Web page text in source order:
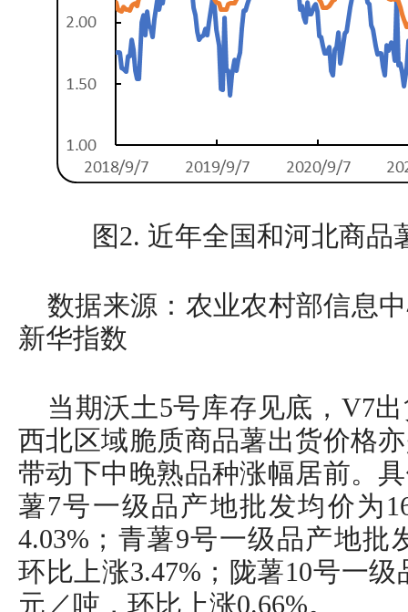
图2. 近年全国和河北商品
数据来源：农业农村部信息
新华指数
当期沃土5号库存见底，V7
西北区域脆质商品薯出货价格
带动下中晚熟品种涨幅居前。
薯7号一级品产地批发均价为
4.03%；青薯9号一级品产地批
环比上涨3.47%；陇薯10号一
元／吨，环比上涨0.66%。